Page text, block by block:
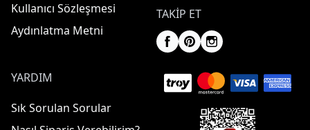
Kullanıcı Sözleşmesi
Aydınlatma Metni
TAKIP ET
YARDIM
Sık Sorulan Sorular